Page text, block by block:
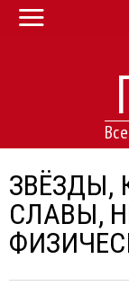
ЗВЁЗДЫ,
СЛАВЫ,